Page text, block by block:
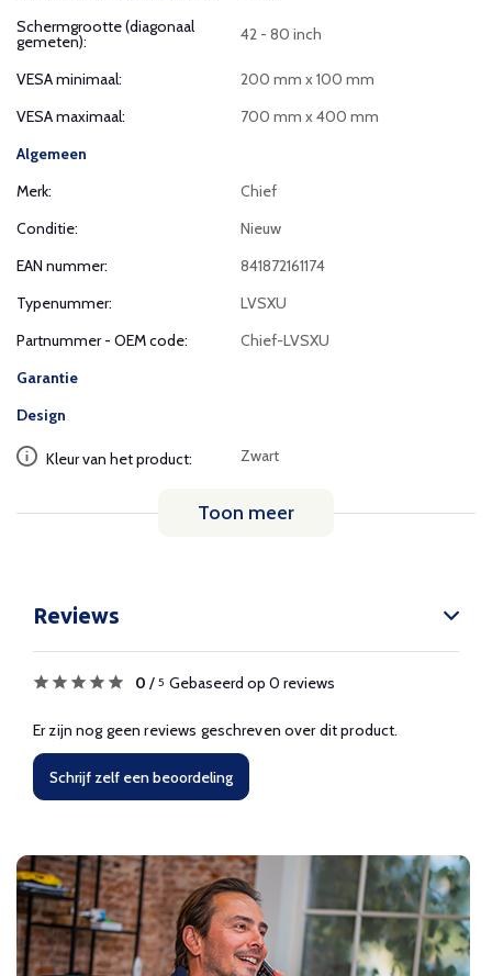
Schermgrootte (diagonaal
gemeten): 42 - 80 inch
VESA minimaal:
200 mm x 100 mm
VESA maximaal:
700 mm x 400 mm
Algemeen
Merk:
Chief
Conditie:
Nieuw
EAN nummer:
841872161174
Typenummer:
LVSXU
Partnummer - OEM code:
Chief-LVSXU
Garantie
Design
Kleur van het product: Zwart
Toon meer
Reviews
0 / 5 Gebaseerd op 0 reviews
Er zijn nog geen reviews geschreven over dit product.
Schrijf zelf een beoordeling